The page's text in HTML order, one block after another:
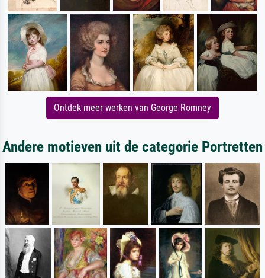
Ontdek meer werken van George Romney
Andere motieven uit de categorie Portretten